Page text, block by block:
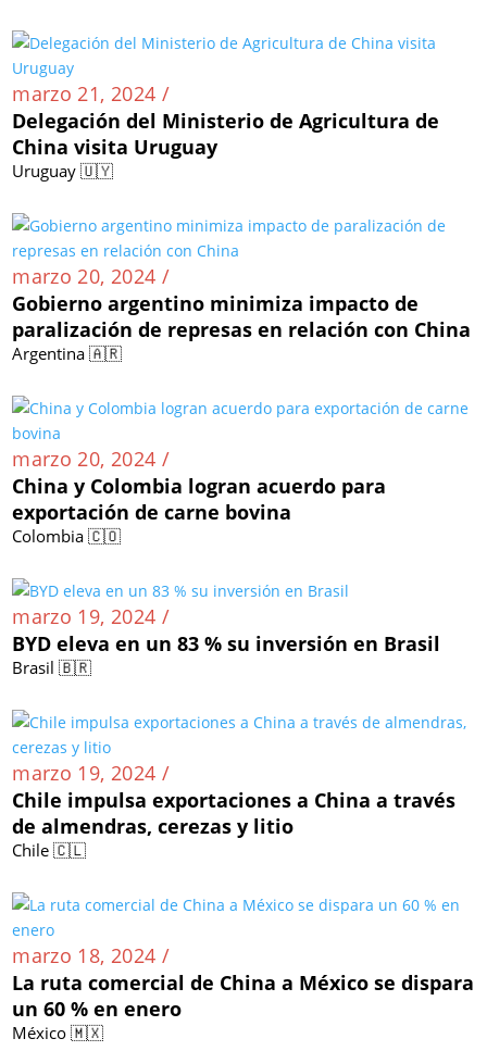
marzo 21, 2024 /
Delegación del Ministerio de Agricultura de
China visita Uruguay
Uruguay 🇺🇾
marzo 20, 2024 /
Gobierno argentino minimiza impacto de
paralización de represas en relación con China
Argentina 🇦🇷
marzo 20, 2024 /
China y Colombia logran acuerdo para
exportación de carne bovina
Colombia 🇨🇴
marzo 19, 2024 /
BYD eleva en un 83 % su inversión en Brasil
Brasil 🇧🇷
marzo 19, 2024 /
Chile impulsa exportaciones a China a través
de almendras, cerezas y litio
Chile 🇨🇱
marzo 18, 2024 /
La ruta comercial de China a México se dispara
un 60 % en enero
México 🇲🇽